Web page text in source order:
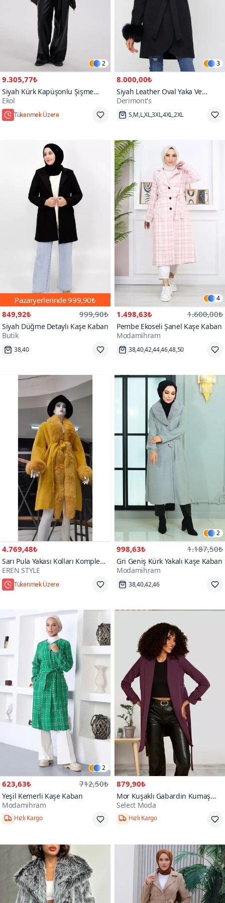
2
9.305,77₺
Siyah Kürk Kapüşonlu Şişme
Kaban
Ekol
Tükenmek Üzere
3
8.000,00₺
Siyah Leather Oval Yaka Ve
Manşet Kürk Kaban
Derimont's
90+
S,M,L,XL,3XL,4XL,2XL
Pazaryerlerinde999,90₺
849,92₺
999,90₺
Siyah Düğme Detaylı Kaşe Kaban
Butik
38,40
4
1.498,63₺ 1.600,00₺
Pembe Ekoseli Şanel Kaşe Kaban
Modamihram
100+
38,40,42,44,46,48,50
4.769,48₺
Sarı Pula Yakası Kolları Komple
Kürklü Kapüşonlu Uzun Angora
Kaban
EREN STYLE
Tükenmek Üzere
2
998,63₺ 1.187,50₺
Gri Geniş Kürk Yakalı Kaşe Kaban
Modamihram
200+
38,40,42,46
2
623,63₺ 712,50₺
Yeşil Kemerli Kaşe Kaban
Modamihram
Hızlı Kargo
879,90₺
Mor Kuşaklı Gabardin Kumaş
Kaban
Select Moda
Hızlı Kargo